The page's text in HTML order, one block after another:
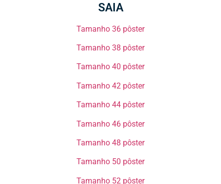
SAIA
Tamanho 36 pôster​
Tamanho 38 pôster​​
Tamanho 40 pôster​​
Tamanho 42 pôster​​
Tamanho 44 pôster​​
Tamanho 46 pôster​​
Tamanho 48 pôster​​
Tamanho 50 pôster​​
Tamanho 52 pôster​​